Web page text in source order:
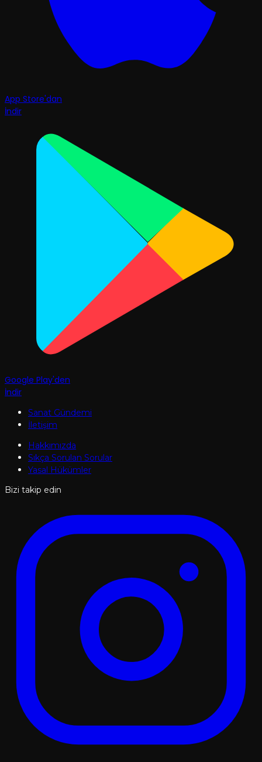
App Store'dan
İndir
Google Play'den
İndir
Sanat Gündemi
İletişim
Hakkımızda
Sıkça Sorulan Sorular
Yasal Hükümler
Bizi takip edin